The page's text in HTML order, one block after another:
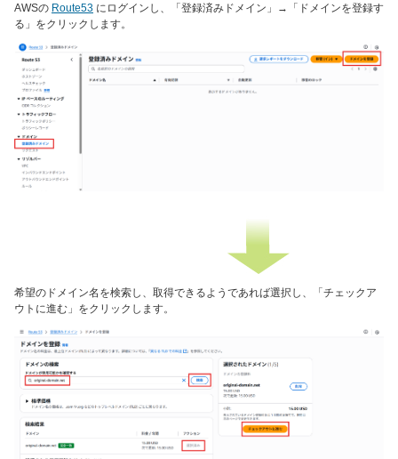
AWSの Route53 にログインし、「登録済みドメイン」→「ドメインを登録す
る」をクリックします。
希望のドメイン名を検索し、取得できるようであれば選択し、「チェックア
ウトに進む」をクリックします。